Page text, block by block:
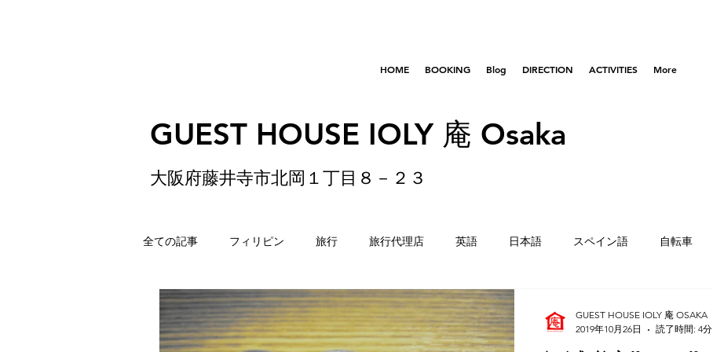
HOME BOOKING Blog DIRECTION ACTIVITIES More
GUEST HOUSE IOLY 庵 Osaka
大阪府藤井寺市北岡１丁目８－２３
全ての記事 フィリピン 旅行 旅行代理店 英語 日本語 スペイン語 自転車
ゲストハウス 松原 香港 はびきのコロセアム 東京
GUEST HOUSE IOLY 庵 OSAKA
2019年10月26日
読了時間: 4分